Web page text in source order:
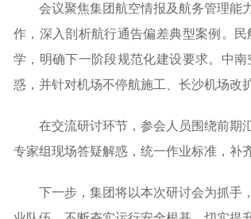
会议聚焦集团航空情报及航务管理能
作，深入剖析航行通告偏差典型案例。
学，明确下一阶段规范化建设要求。中
惑，并针对机场不停航施工 、长沙机场改
在交流研讨环节，参会人员围绕前期
专家组现场答疑解惑，统一作业标准，补
下一步，集团将以本次研讨会为抓手